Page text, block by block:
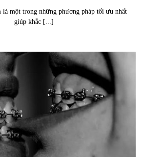
là một trong những phương pháp tối ưu nhất
giúp khắc [...]